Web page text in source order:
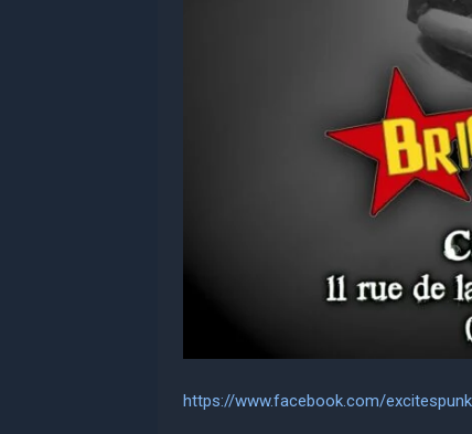
https://www.facebook.com/excitespunk